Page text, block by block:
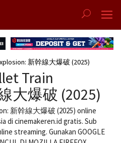
新幹線大爆破 (2025)
Train
大爆破 (2025)
新幹線大爆破 (2025) online
di cinemakeren.id gratis. Sub
streaming. Gunakan GOOGLE